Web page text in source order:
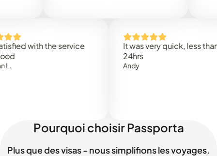
with the service
It was very quick, less than
Pourquoi choisir Passporta
Plus que des visas - nous simplifions les voyages.